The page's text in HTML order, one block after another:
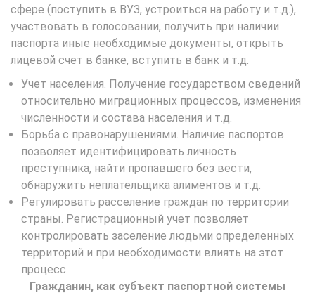
сфере (поступить в ВУЗ, устроиться на работу и т.д.),
участвовать в голосовании, получить при наличии
паспорта иные необходимые документы, открыть
лицевой счет в банке, вступить в банк и т.д.
Учет населения. Получение государством сведений
относительно миграционных процессов, изменения
численности и состава населения и т.д.
Борьба с правонарушениями. Наличие паспортов
позволяет идентифицировать личность
преступника, найти пропавшего без вести,
обнаружить неплательщика алиментов и т.д.
Регулировать расселение граждан по территории
страны. Регистрационный учет позволяет
контролировать заселение людьми определенных
территорий и при необходимости влиять на этот
процесс.
Гражданин, как субъект паспортной системы